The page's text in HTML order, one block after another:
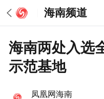
海南频道
海南两处入选
示范基地
凤凰网海南